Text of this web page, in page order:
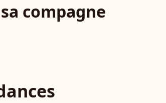
compagne